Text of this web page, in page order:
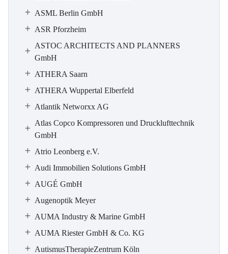
ASML Berlin GmbH
ASR Pforzheim
ASTOC ARCHITECTS AND PLANNERS
GmbH
ATHERA Saarn
ATHERA Wuppertal Elberfeld
Atlantik Networxx AG
Atlas Copco Kompressoren und Drucklufttechnik
GmbH
Atrio Leonberg e.V.
Audi Immobilien Solutions GmbH
AUGÉ GmbH
Augenoptik Meyer
AUMA Industry & Marine GmbH
AUMA Riester GmbH & Co. KG
Autismus­Therapie­Zentrum Köln